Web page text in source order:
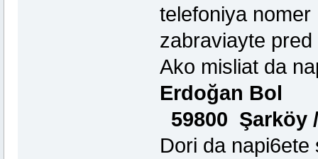
telefoniya
zabraviayte
Ako misliat da
Erdoğan Bol
59800 Şarköy
Dori da